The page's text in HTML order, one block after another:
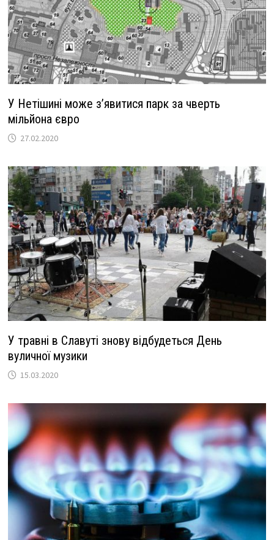
У Нетішині може з’явитися парк за чверть
мільйона євро
27.02.2020
У травні в Славуті знову відбудеться День
вуличної музики
15.03.2020